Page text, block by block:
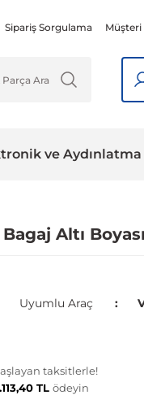
Sipariş Sorgulama Müşteri
ve Aydınlatma
Altı
Uyumlu Araç
taksitlerle!
TL ödeyin